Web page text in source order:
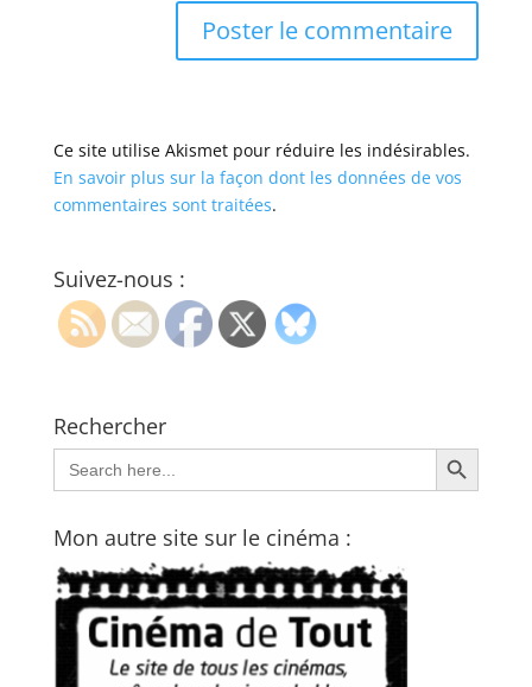
Ce site utilise Akismet pour réduire les indésirables.
En savoir plus sur la façon dont les données de vos
commentaires sont traitées.
Suivez-nous :
Rechercher
Search
for:
Search Button
Mon autre site sur le cinéma :